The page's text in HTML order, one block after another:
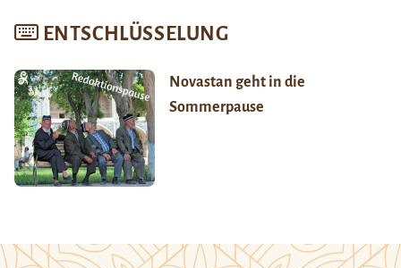
ENTSCHLÜSSELUNG
Novastan geht in die
Sommerpause